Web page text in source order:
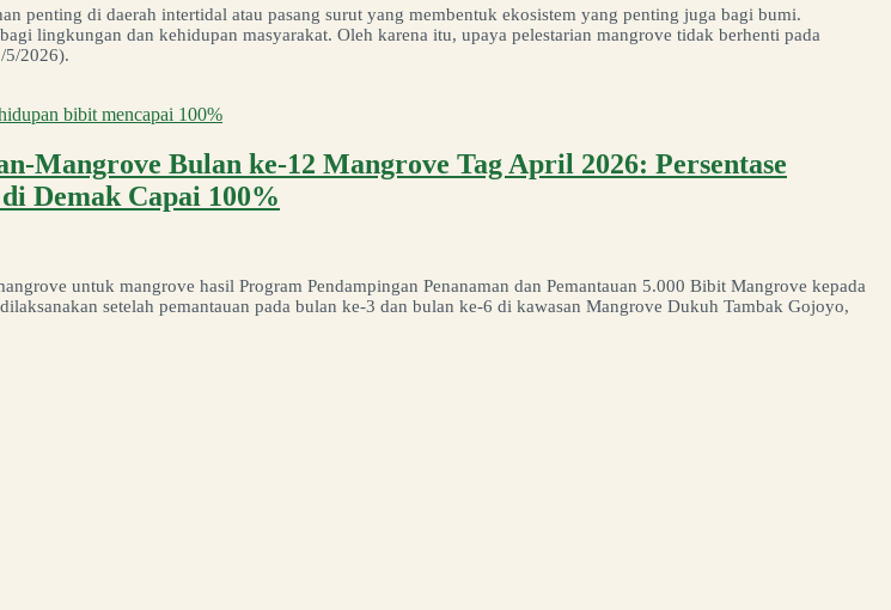
penting di daerah intertidal atau pasang surut yang membentuk ekosistem yang penting juga bagi bumi.
lingkungan dan kehidupan masyarakat. Oleh karena itu, upaya pelestarian mangrove tidak berhenti pada
5/2026).
Mangrove Bulan ke-12 Mangrove Tag April 2026: Persentase
Demak Capai 100%
untuk mangrove hasil Program Pendampingan Penanaman dan Pemantauan 5.000 Bibit Mangrove kepada
setelah pemantauan pada bulan ke-3 dan bulan ke-6 di kawasan Mangrove Dukuh Tambak Gojoyo,